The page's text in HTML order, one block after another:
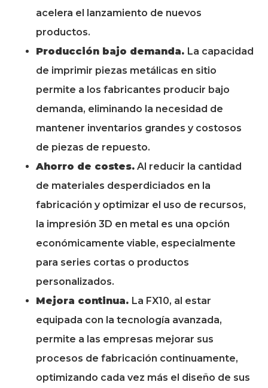
acelera el lanzamiento de nuevos
productos.
Producción bajo demanda. La capacidad
de imprimir piezas metálicas en sitio
permite a los fabricantes producir bajo
demanda, eliminando la necesidad de
mantener inventarios grandes y costosos
de piezas de repuesto.
Ahorro de costes. Al reducir la cantidad
de materiales desperdiciados en la
fabricación y optimizar el uso de recursos,
la impresión 3D en metal es una opción
económicamente viable, especialmente
para series cortas o productos
personalizados.
Mejora continua. La FX10, al estar
equipada con la tecnología avanzada,
permite a las empresas mejorar sus
procesos de fabricación continuamente,
optimizando cada vez más el diseño de sus